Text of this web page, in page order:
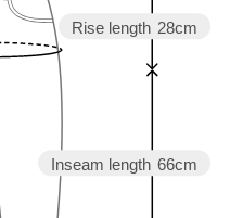
Inseam length 66cm
Rise length 28cm